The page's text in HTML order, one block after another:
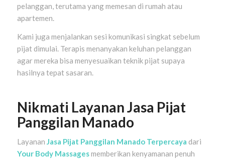
pelanggan, terutama yang memesan di rumah atau
apartemen.
Kami juga menjalankan sesi komunikasi singkat sebelum
pijat dimulai. Terapis menanyakan keluhan pelanggan
agar mereka bisa menyesuaikan teknik pijat supaya
hasilnya tepat sasaran.
Nikmati Layanan Jasa Pijat
Panggilan Manado
Layanan Jasa Pijat Panggilan Manado Terpercaya dari
Your Body Massagesmemberikan kenyamanan penuh